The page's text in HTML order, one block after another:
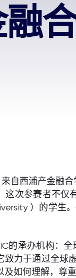
自西浦产金融
这次参赛者不仅
）的学生
的承办机构：
致力于通过全球
及如何理解，尊